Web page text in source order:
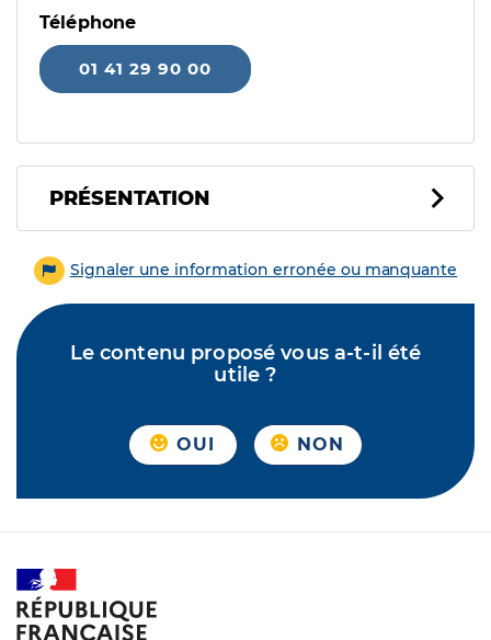
Téléphone
01 41 29 90 00
PRÉSENTATION
Signaler une information erronée ou manquante
Le contenu proposé vous a-t-il été
utile ?
OUI NON